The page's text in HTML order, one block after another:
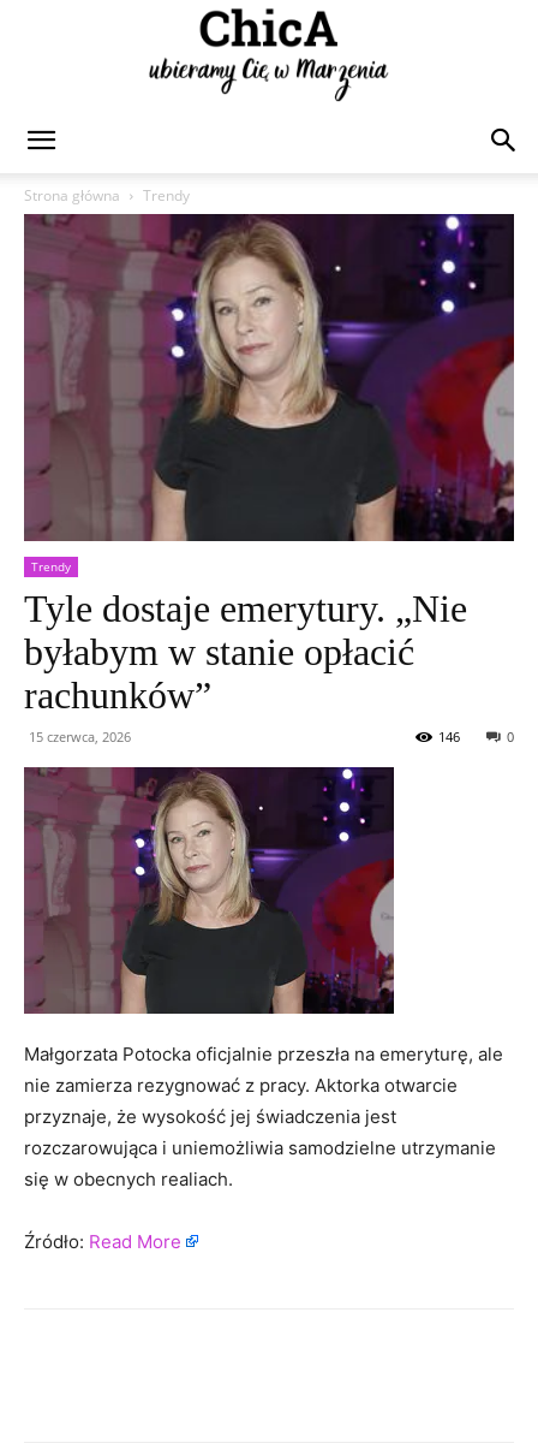
Strona główna
Trendy
Trendy
Tyle dostaje emerytury. „Nie
byłabym w stanie opłacić
rachunków”
15 czerwca, 2026 0
146
Małgorzata Potocka oficjalnie przeszła na emeryturę, ale
nie zamierza rezygnować z pracy. Aktorka otwarcie
przyznaje, że wysokość jej świadczenia jest
rozczarowująca i uniemożliwia samodzielne utrzymanie
się w obecnych realiach.
Źródło: Read More